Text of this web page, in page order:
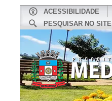
ACESSIBILIDADE
PESQUISAR NO SITE